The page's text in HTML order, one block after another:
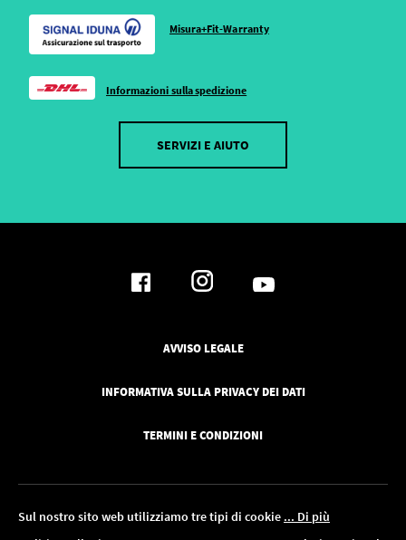
Sul nostro sito web utilizziamo tre tipi di cookie ... Di più
Misura+Fit-Warranty
Informazioni sulla spedizione
SERVIZI E AIUTO
AVVISO LEGALE
INFORMATIVA SULLA PRIVACY DEI DATI
TERMINI E CONDIZIONI
18.08!